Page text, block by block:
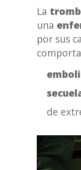
La
una
por sus
de